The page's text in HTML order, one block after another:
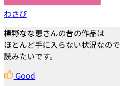
わさび
榛野なな恵さんの昔の作品は
ほとんど手に入らない状況なので
読みたいです。
Good